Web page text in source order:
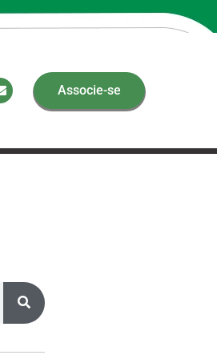
Associe-se